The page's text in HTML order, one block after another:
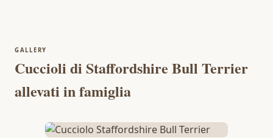
GALLERY
Cuccioli di Staffordshire Bull Terrier
allevati in famiglia